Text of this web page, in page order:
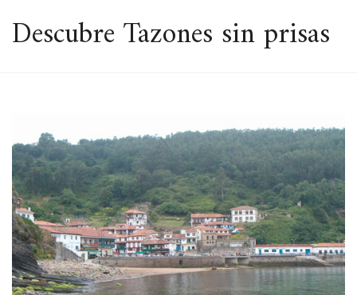
ESPACIO
Descubre Tazones sin prisas